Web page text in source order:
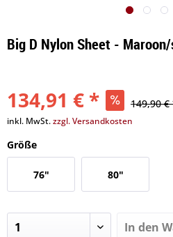
Big D Nylon Sheet -
134,91 € * 149,90
inkl. MwSt.zzgl. Versandkosten
Größe
76" 80"
In den